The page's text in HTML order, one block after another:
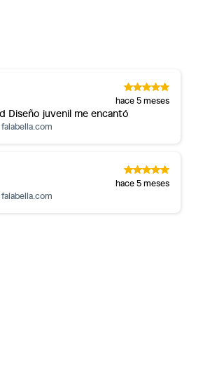
hace 5 meses
Es de muy buena calidad Diseño juvenil me encantó
falabella.com
hace 5 meses
falabella.com